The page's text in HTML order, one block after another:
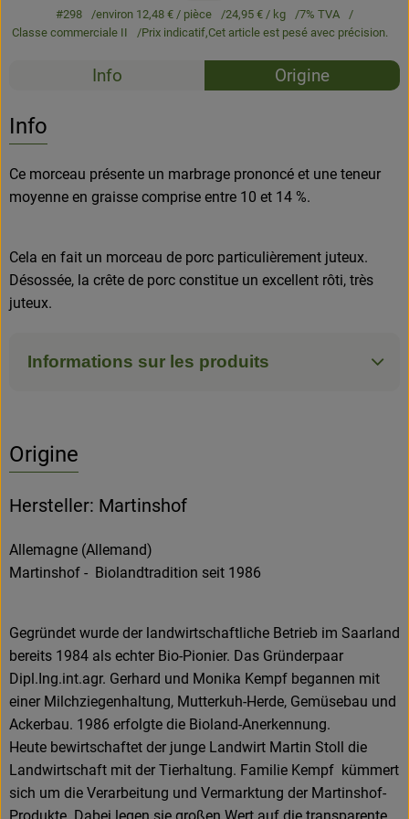
#298 environ 12,48 € / pièce 24,95 € / kg
7% TVA
Classe commerciale II
Prix indicatif,Cet article est pesé avec précision.
Recettes
Info Origine
Info
Ce morceau présente un marbrage prononcé et une teneur
moyenne en graisse comprise entre 10 et 14 %.
Cela en fait un morceau de porc particulièrement juteux.
Désossée, la crête de porc constitue un excellent rôti, très
juteux.
Informations sur les produits
Origine
Hersteller: Martinshof
Allemagne (Allemand)
Martinshof - Biolandtradition seit 1986
Gegründet wurde der landwirtschaftliche Betrieb im Saarland
bereits 1984 als echter Bio-Pionier. Das Gründerpaar
Dipl.Ing.int.agr. Gerhard und Monika Kempf begannen mit
einer Milchziegenhaltung, Mutterkuh-Herde, Gemüsebau und
Ackerbau. 1986 erfolgte die Bioland-Anerkennung.
Heute bewirtschaftet der junge Landwirt Martin Stoll die
Landwirtschaft mit der Tierhaltung. Familie Kempf kümmert
sich um die Verarbeitung und Vermarktung der Martinshof-